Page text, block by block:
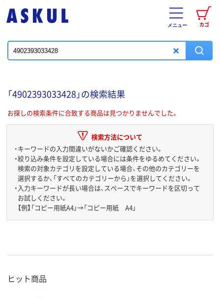
カゴ
メニュー
「4902393033428」の検索結果
お探しの検索条件に合致する商品は見つかりませんでした。
検索方法について
・キーワードの入力間違いがないかご確認ください。
・絞り込み条件を設定している場合には条件をゆるめてください。
検索の対象カテゴリを設定している場合、その他のカテゴリーを
選択するか、「すべてのカテゴリーから」を選択してください。
・ 入力キーワードが長い場合は、スペースでキーワードを区切って
お試しください。
【例】「コピー用紙A4」→「コピー用紙 A4」
ヒット商品